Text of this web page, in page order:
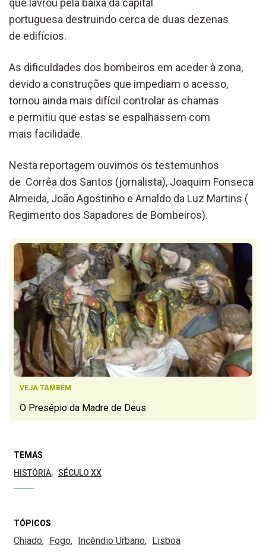
que lavrou pela baixa da capital
portuguesa destruindo cerca de duas dezenas
de edifícios.
As dificuldades dos bombeiros em aceder à zona,
devido a construções que impediam o acesso,
tornou ainda mais difícil controlar as chamas
e permitiu que estas se espalhassem com
mais facilidade.
Nesta reportagem ouvimos os testemunhos
de Corrêa dos Santos (jornalista), Joaquim Fonseca
Almeida, João Agostinho e Arnaldo da Luz Martins (
Regimento dos Sapadores de Bombeiros).
VEJA TAMBÉM
O Presépio da Madre de Deus
TEMAS
HISTÓRIA
SÉCULO XX
TÓPICOS
Chiado Fogo Incêndio Urbano Lisboa